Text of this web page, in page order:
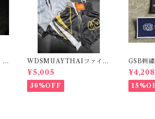
WDSMUAYTHAIファイト
ショーツ２
¥5,005
30%OFF
GSB刺
¥4,208